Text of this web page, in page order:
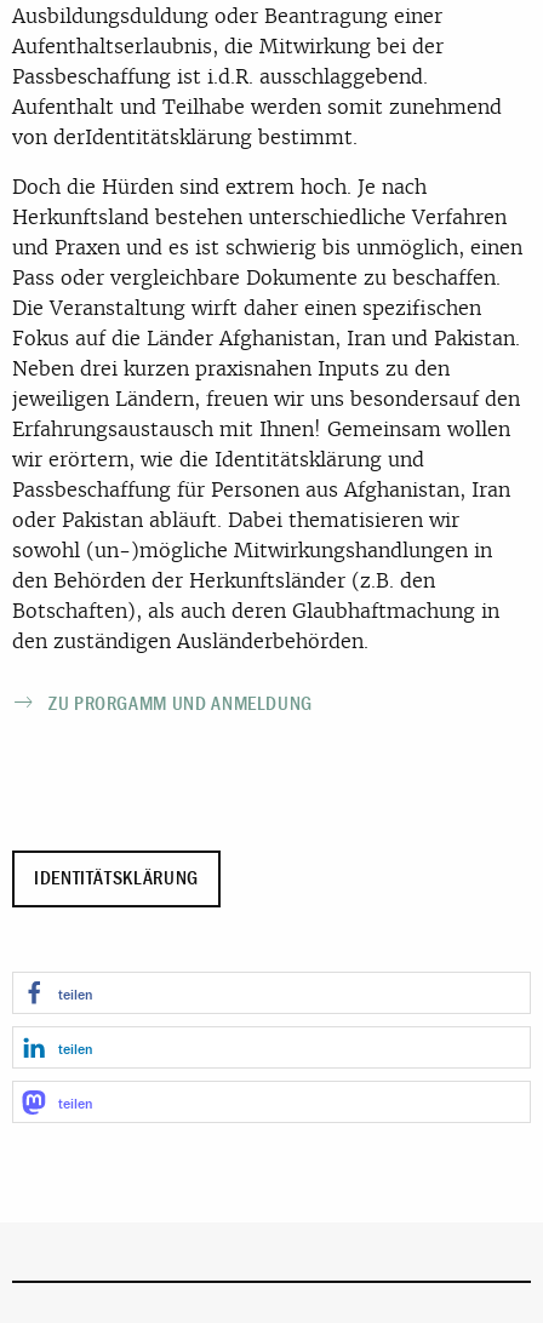
Ausbildungsduldung oder Beantragung einer
Aufenthaltserlaubnis, die Mitwirkung bei der
Passbeschaffung ist i.d.R. ausschlaggebend.
Aufenthalt und Teilhabe werden somit zunehmend
von derIdentitätsklärung bestimmt.
Doch die Hürden sind extrem hoch. Je nach
Herkunftsland bestehen unterschiedliche Verfahren
und Praxen und es ist schwierig bis unmöglich, einen
Pass oder vergleichbare Dokumente zu beschaffen.
Die Veranstaltung wirft daher einen spezifischen
Fokus auf die Länder Afghanistan, Iran und Pakistan.
Neben drei kurzen praxisnahen Inputs zu den
jeweiligen Ländern, freuen wir uns besondersauf den
Erfahrungsaustausch mit Ihnen! Gemeinsam wollen
wir erörtern, wie die Identitätsklärung und
Passbeschaffung für Personen aus Afghanistan, Iran
oder Pakistan abläuft. Dabei thematisieren wir
sowohl (un-)mögliche Mitwirkungshandlungen in
den Behörden der Herkunftsländer (z.B. den
Botschaften), als auch deren Glaubhaftmachung in
den zuständigen Ausländerbehörden.
ZU PRORGAMM UND ANMELDUNG
IDENTITÄTSKLÄRUNG
teilen
teilen
teilen